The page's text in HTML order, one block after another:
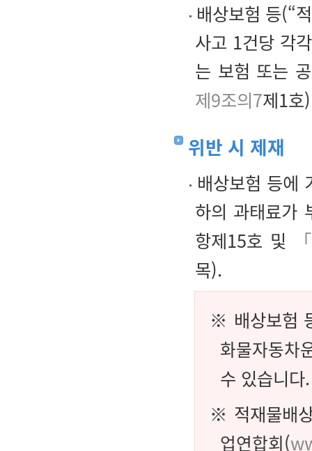
배상보험 등(“
사고 1건당 각
는 보험 또는
제9조의7제1호
위반 시 제재
배상보험 등에
하의 과태료가
항제15호 및
목).
※ 배상보험
화물자동차
수 있습니다.
※ 적재물배
업연합회(